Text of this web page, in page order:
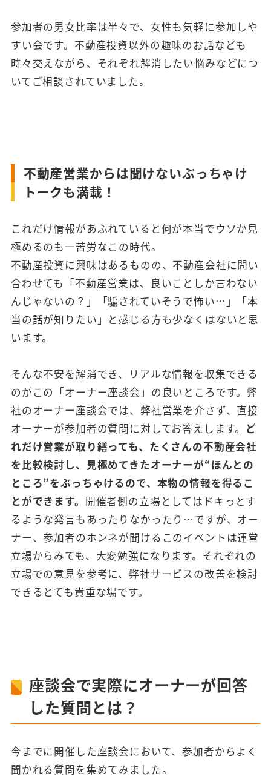
参加者の男女比率は半々で、女性も気軽に参加しや
すい会です。不動産投資以外の趣味のお話なども
時々交えながら、それぞれ解消したい悩みなどにつ
いてご相談されていました。
不動産営業からは聞けないぶっちゃけ
トークも満載！
これだけ情報があふれていると何が本当でウソか見
極めるのも一苦労なこの時代。
不動産投資に興味はあるものの、不動産会社に問い
合わせても「不動産営業は、良いことしか言わない
んじゃないの？」「騙されていそうで怖い…」「本
当の話が知りたい」と感じる方も少なくはないと思
います。
そんな不安を解消でき、リアルな情報を収集できる
のがこの「オーナー座談会」の良いところです。弊
社のオーナー座談会では、弊社営業を介さず、直接
オーナーが参加者の質問に対してお答えします。 ど
れだけ営業が取り繕っても、たくさんの不動産会社
を比較検討し、見極めてきたオーナーが“ほんとの
ところ”をぶっちゃけるので、本物の情報を得るこ
とができます。 開催者側の立場としてはドキっとす
るような発言もあったりなかったり…ですが、オー
ナー、参加者のホンネが聞けるこのイベントは運営
立場からみても、大変勉強になります。それぞれの
立場での意見を参考に、弊社サービスの改善を検討
できるとても貴重な場です。
座談会で実際にオーナーが回答
した質問とは？
今までに開催した座談会において、参加者からよく
聞かれる質問を集めてみました。